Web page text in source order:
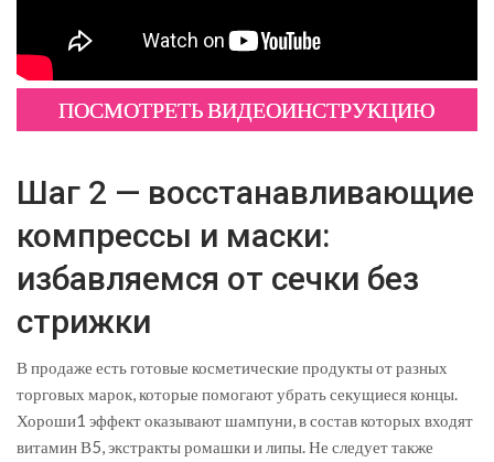
ПОСМОТРЕТЬ ВИДЕОИНСТРУКЦИЮ
Шаг 2 — восстанавливающие
компрессы и маски:
избавляемся от сечки без
стрижки
В продаже есть готовые косметические продукты от разных
торговых марок, которые помогают убрать секущиеся концы.
Хороши1 эффект оказывают шампуни, в состав которых входят
витамин В5, экстракты ромашки и липы. Не следует также